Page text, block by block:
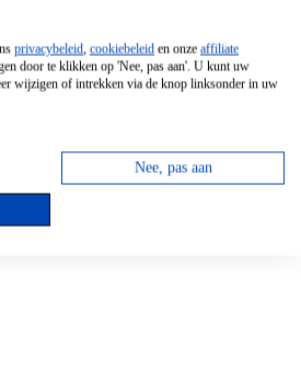
privacybeleid, cookiebeleid en onze affiliate
door te klikken op 'Nee, pas aan'. U kunt uw
wijzigen of intrekken via de knop linksonder in uw
Nee, pas aan